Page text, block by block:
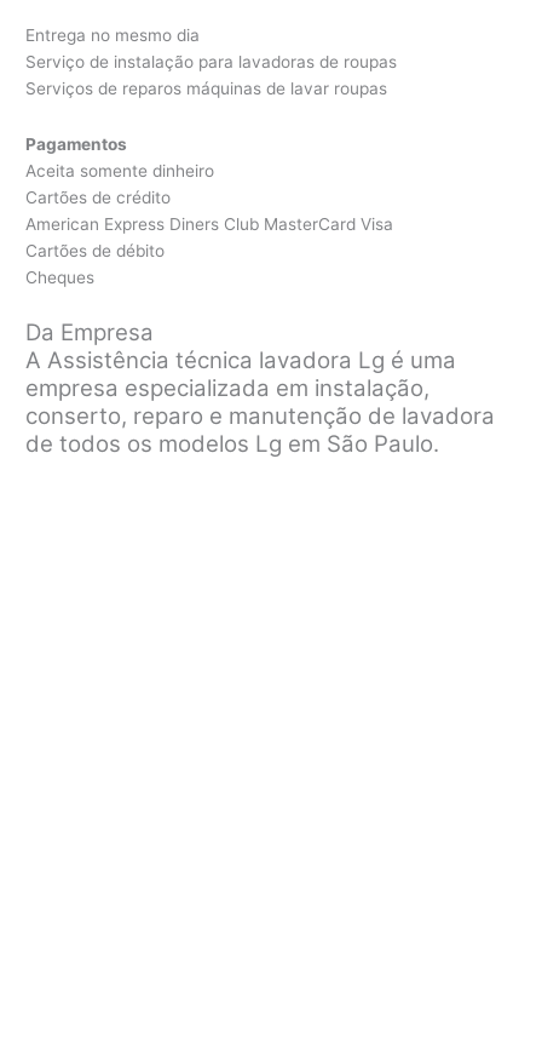
Entrega no mesmo dia
Serviço de instalação para lavadoras de roupas
Serviços de reparos máquinas de lavar roupas
Pagamentos
Aceita somente dinheiro
Cartões de crédito
American Express Diners Club MasterCard Visa
Cartões de débito
Cheques
Da Empresa
A Assistência técnica lavadora Lg é uma
empresa especializada em instalação,
conserto, reparo e manutenção de lavadora
de todos os modelos Lg em São Paulo.